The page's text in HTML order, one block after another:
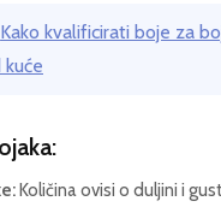
Kako kvalificirati boje za
Količina ovisi o duljini i